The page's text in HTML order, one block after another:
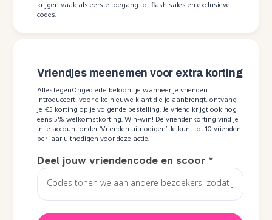
krijgen vaak als eerste toegang tot flash sales en exclusieve
codes.
Vriendjes meenemen voor extra korting
AllesTegenOngedierte beloont je wanneer je vrienden
introduceert: voor elke nieuwe klant die je aanbrengt, ontvang
je €5 korting op je volgende bestelling. Je vriend krijgt ook nog
eens 5% welkomstkorting. Win-win! De vriendenkorting vind je
in je account onder ‘Vrienden uitnodigen’. Je kunt tot 10 vrienden
per jaar uitnodigen voor deze actie.
Deel jouw vriendencode en scoor*